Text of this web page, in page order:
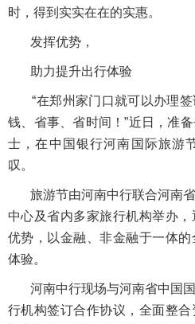
时，得到实实在在的实惠。
发挥优势，
助力提升出行体验
“在郑州家门口就可以办理
钱、省事、省时间！”近日，准
士，在中国银行河南国际旅游
叹。
旅游节由河南中行联合河南
中心及省内多家旅行机构举办
优势，以金融、非金融于一体
体验。
河南中行现场与河南省中国
行机构签订合作协议，全面整合